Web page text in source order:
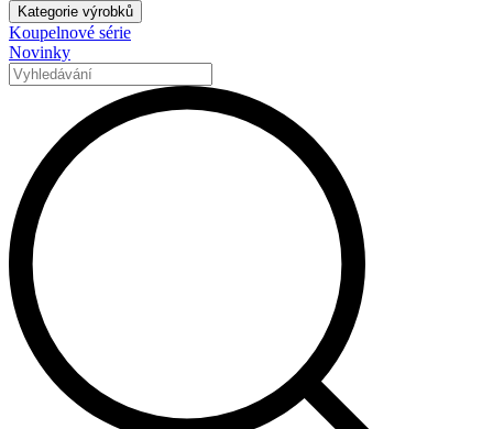
Kategorie výrobků
Koupelnové série
Novinky